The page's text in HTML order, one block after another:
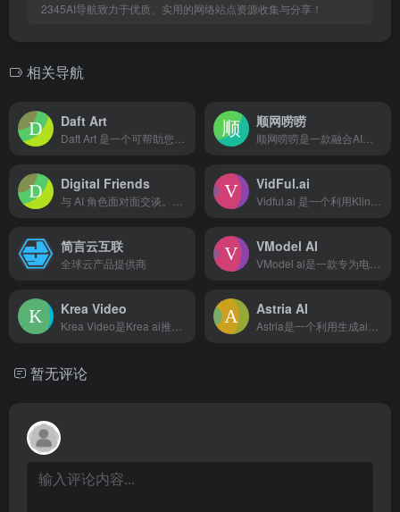
2345AI导航致力于优质、实用的网络站点资源收集与分享！
相关导航
Daft Art 顺网唠唠
Digital Friends VidFul.ai
简言云互联
全球云产品提供商
VModel AI
Krea Video Astria AI
暂无评论